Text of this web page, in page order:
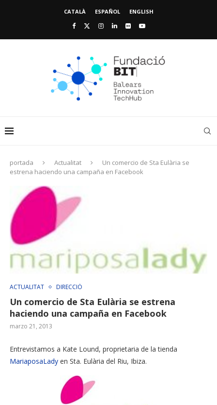
CATALÀ ESPAÑOL ENGLISH
portada Actualitat
Un comercio de Sta Eulària se
estrena haciendo una campaña en Facebook
ACTUALITAT DIRECCIÓ
Un comercio de Sta Eulària se estrena
haciendo una campaña en Facebook
marzo 21, 2013
Entrevistamos a Kate Lound, proprietaria de la tienda
MariaposaLady en Sta. Eulària del Riu, Ibiza.